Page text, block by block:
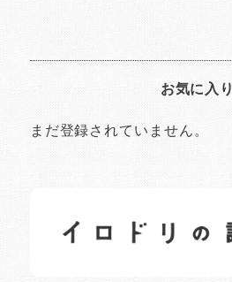
お気に入り
まだ登録されていません。
日常の様子など随時更新中です。